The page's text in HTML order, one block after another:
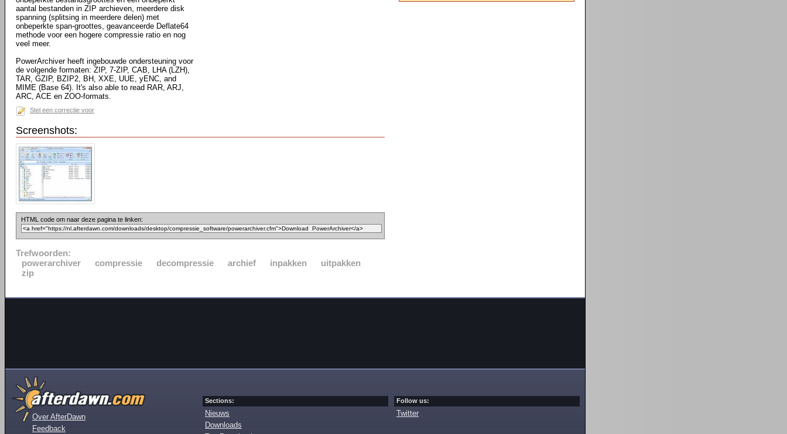
aantal bestanden in ZIP archieven, meerdere disk
spanning (splitsing in meerdere delen) met
onbeperkte span-groottes, geavanceerde Deflate64
methode voor een hogere compressie ratio en nog
veel meer.
PowerArchiver heeft ingebouwde ondersteuning voor
de volgende formaten: ZIP, 7-ZIP, CAB, LHA (LZH),
TAR, GZIP, BZIP2, BH, XXE, UUE, yENC, and
MIME (Base 64). It's also able to read RAR, ARJ,
ARC, ACE en ZOO-formats.
Stel een correctie voor
Screenshots:
HTML code om naar deze pagina te linken:
Trefwoorden:
powerarchiver
compressie decompressie archief inpakken
uitpakken
zip
Over AfterDawn
Feedback
Sections:
Nieuws
Downloads
Follow us:
Twitter